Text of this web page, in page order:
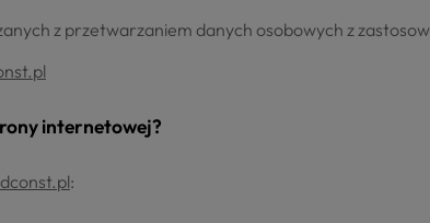
z przetwarzaniem danych osobowych z
internetowej?
: